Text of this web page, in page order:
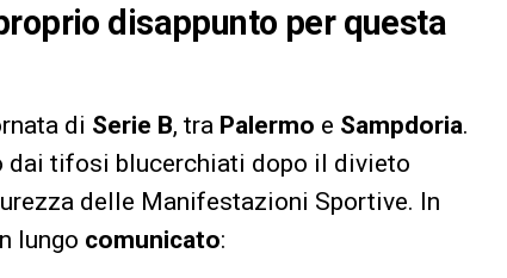
disappunto per questa
di Serie B, tra Palermo e Sampdoria.
dai tifosi blucerchiati dopo il divieto
delle Manifestazioni Sportive. In
lungo comunicato: